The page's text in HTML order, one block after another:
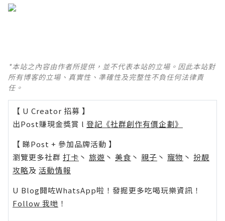
*本站之內容由作者所提供，並不代表本站的立場。因此本站對
所有博客的立場、真實性、準確性及完整性不負任何法律責
任。
【 U Creator 招募 】
出Post賺現金獎賞 l 登記《社群創作有價企劃》
【 睇Post + 參加品牌活動 】
瀏覽更多社群 打卡 丶 旅遊 丶 美食 丶 親子 丶 寵物 丶 扮靚
攻略及 活動情報
U Blog開咗WhatsApp啦！發掘更多吃喝玩樂資訊！
Follow 我哋 ！